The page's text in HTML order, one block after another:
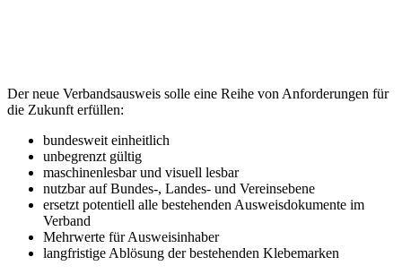
Der neue Verbandsausweis solle eine Reihe von Anforderungen für
die Zukunft erfüllen:
bundesweit einheitlich
unbegrenzt gültig
maschinenlesbar und visuell lesbar
nutzbar auf Bundes-, Landes- und Vereinsebene
ersetzt potentiell alle bestehenden Ausweisdokumente im
Verband
Mehrwerte für Ausweisinhaber
langfristige Ablösung der bestehenden Klebemarken